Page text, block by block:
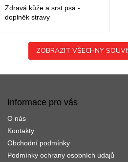
Zdravá kůže a srst psa -
doplněk stravy
ZOBRAZIT VŠECHNY
Informace pro vás
O nás
Kontakty
Obchodní podmínky
Podmínky ochrany osobních údajů